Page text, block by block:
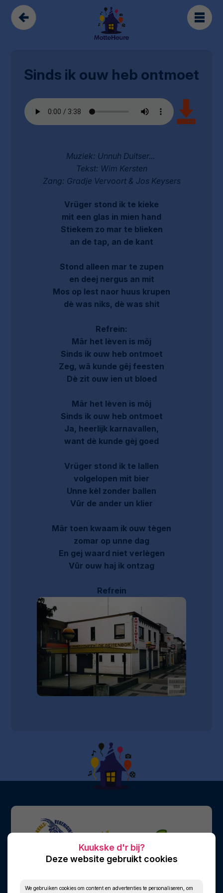
Sinds ik ouw heb ontmoet
Muziek: Unnuh Duitser...
Tekst: Wim Kersten
Zang: Gradje Vervoort & Jos Keysers
Vrüger stond ik te kieke
mit een glas in mien hand
Stiekem zo mar te blieken
an de tap, an de kant
Stond alleen mar te zupen
en deej nergus an mit
Mos op lest naor huus krupen
dè was niks, dè was shit
Refrein:
Mâr het lèven is môj
Sinds ik ouw heb ontmoet
Zeg, wâ kunde gêj feesten
Dè zit ouw ien ut bloed
Mâr het lèven is môj
Sinds ik ouw heb ontmoet
Ja, heerlijk karnavallen,
want dè kunde gèj goed
Vrüger stond ik te lallen
volgelopen mit bier
Unne kèl zonder ballen
Vûr de ander un klier
Mâr toen kwaam ik ouw tègen
zomar op unne dag
En gej waard niet verlègen
Vûr ouw haj ik ontzag
Refrein
Deze website gebruikt cookies
We gebruiken cookies om content en advertenties te personaliseren, om